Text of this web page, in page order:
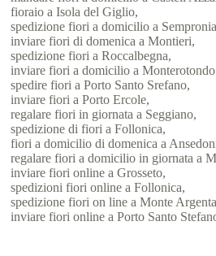
fioraio a Isola del Giglio,
spedizione fiori a domicilio a
inviare fiori di domenica a Montieri,
spedizione fiori a Roccalbegna,
inviare fiori a domicilio a
spedire fiori a Porto Santo Srefano,
inviare fiori a Porto Ercole,
regalare fiori in giornata a Seggiano,
spedizione di fiori a Follonica,
fiori a domicilio di domenica a
regalare fiori a domicilio in giornata a
inviare fiori online a Grosseto,
spedizioni fiori online a Follonica,
spedizione fiori on line a Monte
inviare fiori online a Porto Santo